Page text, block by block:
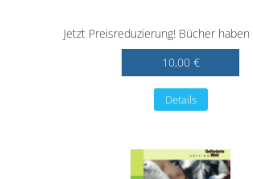
Jetzt Preisreduzierung! Bücher
10,00 €
Details